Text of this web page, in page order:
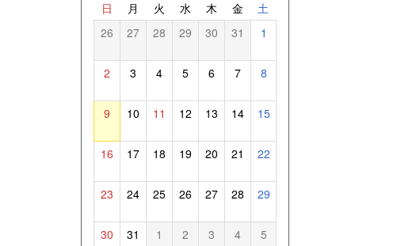
日 月 火 水 木 金 土
26 27 28 29 30 31 1
2 3 4 5 6 7 8
9 10 11 12 13 14 15
16 17 18 19 20 21 22
23 24 25 26 27 28 29
30 31 1 2 3 4 5